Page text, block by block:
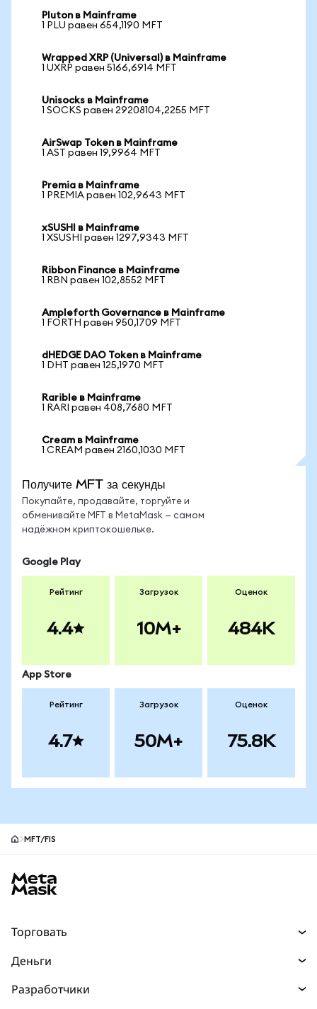
Pluton в Mainframe
1 PLU равен 654,1190 MFT
Wrapped XRP (Universal) в Mainframe
1 UXRP равен 5166,6914 MFT
Unisocks в Mainframe
1 SOCKS равен 29208104,2255 MFT
AirSwap Token в Mainframe
1 AST равен 19,9964 MFT
Premia в Mainframe
1 PREMIA равен 102,9643 MFT
xSUSHI в Mainframe
1 XSUSHI равен 1297,9343 MFT
Ribbon Finance в Mainframe
1 RBN равен 102,8552 MFT
Ampleforth Governance в Mainframe
1 FORTH равен 950,1709 MFT
dHEDGE DAO Token в Mainframe
1 DHT равен 125,1970 MFT
Rarible в Mainframe
1 RARI равен 408,7680 MFT
Cream в Mainframe
1 CREAM равен 2160,1030 MFT
Получите MFT за секунды
Покупайте, продавайте, торгуйте и
обменивайте MFT в MetaMask — самом
надёжном криптокошельке.
Google Play
Рейтинг
4.4
Загрузок
10M+
Оценок
484K
App Store
Рейтинг
4.7
Загрузок
50M+
Оценок
75.8K
MFT/FIS
Торговать
Прогнозы
Деньги
Разработчики